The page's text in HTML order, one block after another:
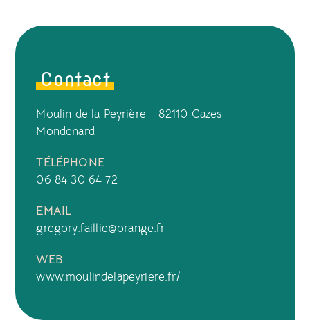
Contact
Moulin de la Peyrière - 82110 Cazes-
Mondenard
TÉLÉPHONE
06 84 30 64 72
EMAIL
gregory.faillie@orange.fr
WEB
www.moulindelapeyriere.fr/